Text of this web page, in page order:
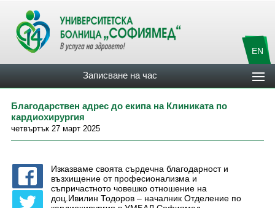
EN
Записване на час
Благодарствен адрес до екипа на Клиниката по
кардиохирургия
четвъртък 27 март 2025
Изказваме своята сърдечна благодарност и
възхищение от професионализма и
съпричастното човешко отношение на
доц.Ивилин Тодоров – началник Отделение по